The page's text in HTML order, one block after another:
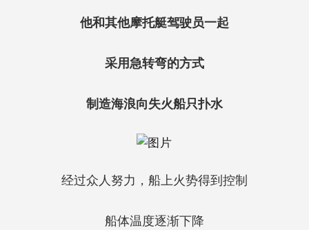
他和其他摩托艇驾驶员一起
采用急转弯的方式
制造海浪向失火船只扑水
经过众人努力，船上火势得到控制
船体温度逐渐下降